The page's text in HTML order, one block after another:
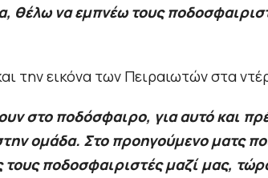
θέλω να εμπνέω τους
την εικόνα των Πειραιωτών στα
στο ποδόσφαιρο, για αυτό και
ομάδα. Στο προηγούμενο ματς
ποδοσφαιριστές μαζί μας,